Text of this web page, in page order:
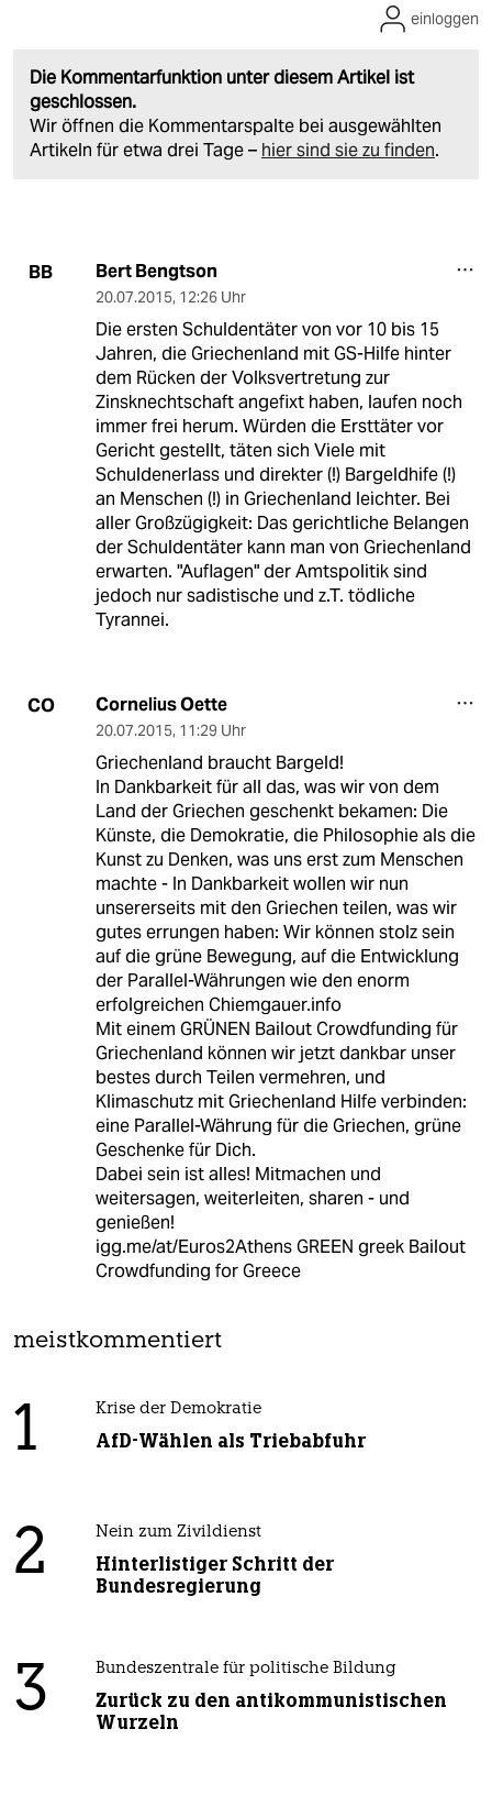
Die Kommentarfunktion unter diesem Artikel ist
geschlossen.
Wir öffnen die Kommentarspalte bei ausgewählten
Artikeln für etwa drei Tage – hier sind sie zu finden.
einloggen
BB Bert Bengtson
20.07.2015, 12:26 Uhr
Die ersten Schuldentäter von vor 10 bis 15
Jahren, die Griechenland mit GS-Hilfe hinter
dem Rücken der Volksvertretung zur
Zinsknechtschaft angefixt haben, laufen noch
immer frei herum. Würden die Ersttäter vor
Gericht gestellt, täten sich Viele mit
Schuldenerlass und direkter (!) Bargeldhife (!)
an Menschen (!) in Griechenland leichter. Bei
aller Großzügigkeit: Das gerichtliche Belangen
der Schuldentäter kann man von Griechenland
erwarten. "Auflagen" der Amtspolitik sind
jedoch nur sadistische und z.T. tödliche
Tyrannei.
CO Cornelius Oette
20.07.2015, 11:29 Uhr
Griechenland braucht Bargeld!
In Dankbarkeit für all das, was wir von dem
Land der Griechen geschenkt bekamen: Die
Künste, die Demokratie, die Philosophie als die
Kunst zu Denken, was uns erst zum Menschen
machte - In Dankbarkeit wollen wir nun
unsererseits mit den Griechen teilen, was wir
gutes errungen haben: Wir können stolz sein
auf die grüne Bewegung, auf die Entwicklung
der Parallel-Währungen wie den enorm
erfolgreichen Chiemgauer.info
Mit einem GRÜNEN Bailout Crowdfunding für
Griechenland können wir jetzt dankbar unser
bestes durch Teilen vermehren, und
Klimaschutz mit Griechenland Hilfe verbinden:
eine Parallel-Währung für die Griechen, grüne
Geschenke für Dich.
Dabei sein ist alles! Mitmachen und
weitersagen, weiterleiten, sharen - und
genießen!
igg.me/at/Euros2Athens GREEN greek Bailout
Crowdfunding for Greece
meistkommentiert
1 Krise der Demokratie
AfD-Wählen als Triebabfuhr
2 Nein zum Zivildienst
Hinterlistiger Schritt der
Bundesregierung
3 Bundeszentrale für politische Bildung
Zurück zu den antikommunistischen
Wurzeln